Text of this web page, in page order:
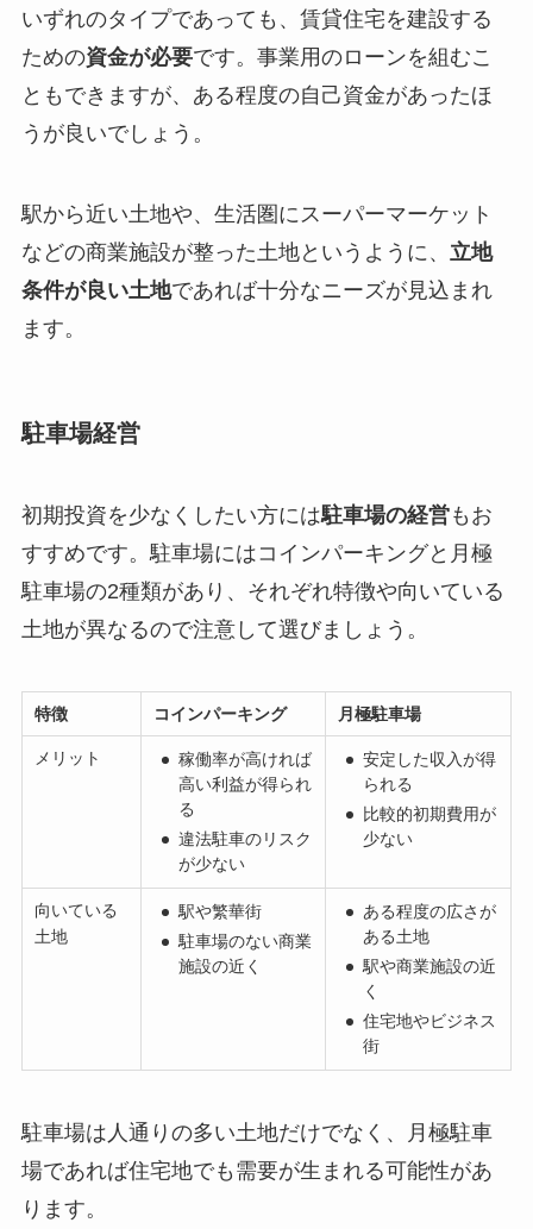
いずれのタイプであっても、賃貸住宅を建設する
ための資金が必要です。事業用のローンを組むこ
ともできますが、ある程度の自己資金があったほ
うが良いでしょう。
駅から近い土地や、生活圏にスーパーマーケット
などの商業施設が整った土地というように、 立地
条件が良い土地であれば十分なニーズが見込まれ
ます。
駐車場経営
初期投資を少なくしたい方には駐車場の経営もお
すすめです。駐車場にはコインパーキングと月極
駐車場の2種類があり、それぞれ特徴や向いている
土地が異なるので注意して選びましょう。
特徴 コインパーキング 月極駐車場
メリット
稼働率が高ければ
高い利益が得られ
る
違法駐車のリスク
が少ない
安定した収入が得
られる
比較的初期費用が
少ない
向いている
土地
駅や繁華街
駐車場のない商業
施設の近く
ある程度の広さが
ある土地
駅や商業施設の近
く
住宅地やビジネス
街
駐車場は人通りの多い土地だけでなく、月極駐車
場であれば住宅地でも需要が生まれる可能性があ
ります。